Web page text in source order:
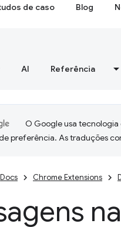
de caso Blog
AI Referência
O Google usa
preferência. As traduções
Docs Chrome Extensions